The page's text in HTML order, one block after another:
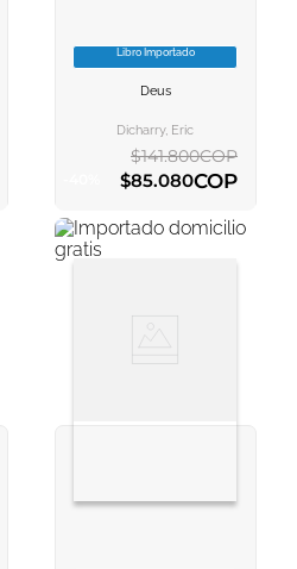
VER INFORMACION
Libro Importado
Deus
Dicharry, Eric
$141.800COP
$85.080COP
AGREGAR AL CARRITO